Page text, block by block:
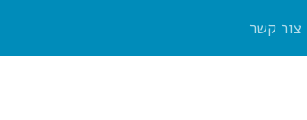
צור קשר